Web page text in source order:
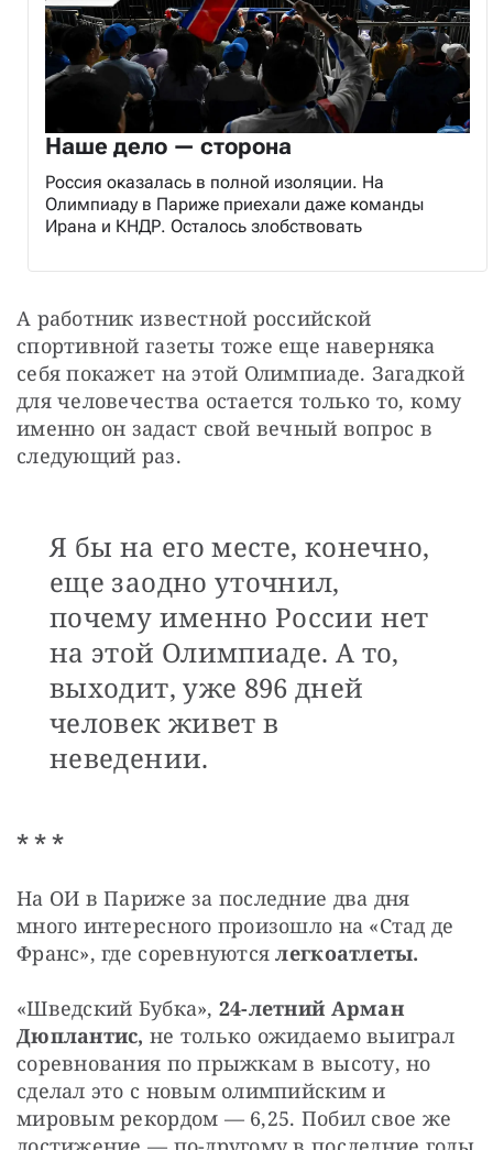
Наше дело — сторона
Россия оказалась в полной изоляции. На
Олимпиаду в Париже приехали даже команды
Ирана и КНДР. Осталось злобствовать
А работник известной российской
спортивной газеты тоже еще наверняка
себя покажет на этой Олимпиаде. Загадкой
для человечества остается только то, кому
именно он задаст свой вечный вопрос в
следующий раз.
Я бы на его месте, конечно,
еще заодно уточнил,
почему именно России нет
на этой Олимпиаде. А то,
выходит, уже 896 дней
человек живет в
неведении.
* * *
На ОИ в Париже за последние два дня
много интересного произошло на «Стад де
Франс», где соревнуются легкоатлеты.
«Шведский Бубка», 24-летний Арман
Дюплантис, не только ожидаемо выиграл
соревнования по прыжкам в высоту, но
сделал это с новым олимпийским и
мировым рекордом — 6,25. Побил свое же